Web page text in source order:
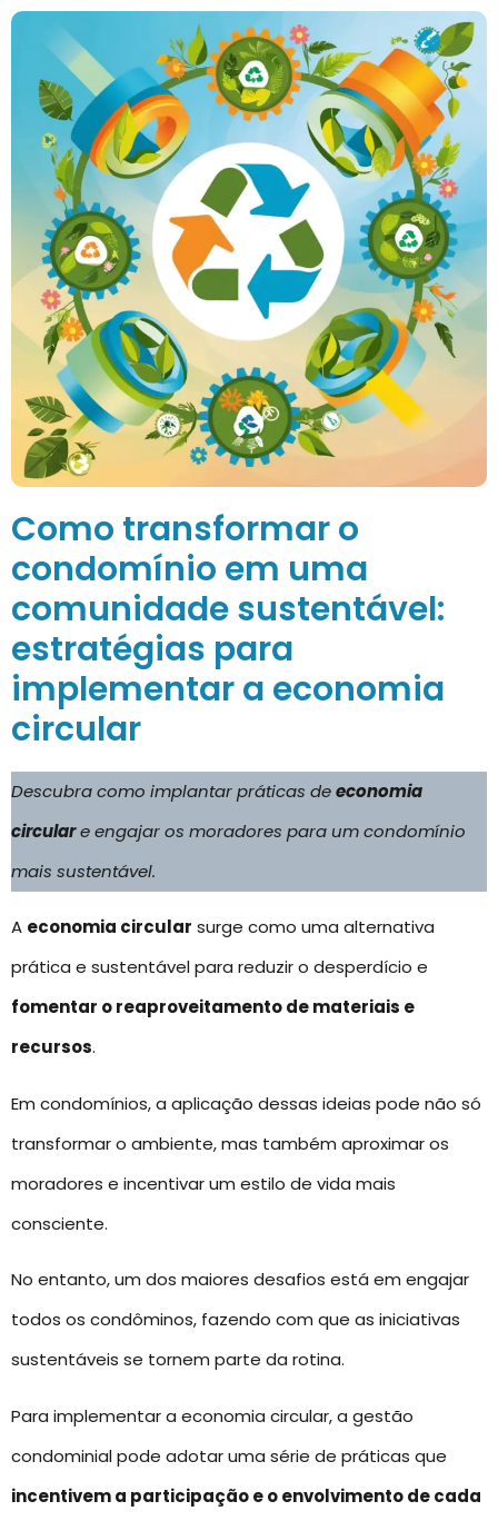
Como transformar o
condomínio em uma
comunidade sustentável:
estratégias para
implementar a economia
circular
Descubra como implantar práticas deeconomia
circulare engajar os moradores para um condomínio
mais sustentável.
A economia circular surge como uma alternativa
prática e sustentável para reduzir o desperdício e
fomentar o reaproveitamento de materiais e
recursos.
Em condomínios, a aplicação dessas ideias pode não só
transformar o ambiente, mas também aproximar os
moradores e incentivar um estilo de vida mais
consciente.
No entanto, um dos maiores desafios está em engajar
todos os condôminos, fazendo com que as iniciativas
sustentáveis se tornem parte da rotina.
Para implementar a economia circular, a gestão
condominial pode adotar uma série de práticas que
incentivem a participação e o envolvimento de cada